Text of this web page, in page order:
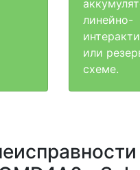
линейно-
или
схеме.